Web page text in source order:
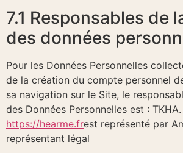
7.1 Responsables de
des données
Pour les Données Personnelles
de la création du compte personnel
sa navigation sur le Site, le
des Données Personnelles est : TKHA.
https://hearme.frest représenté par
représentant légal